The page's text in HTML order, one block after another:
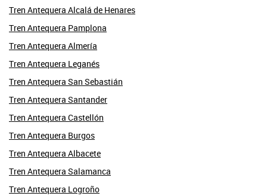
Tren Antequera Alcalá de Henares
Tren Antequera Pamplona
Tren Antequera Almería
Tren Antequera Leganés
Tren Antequera San Sebastián
Tren Antequera Santander
Tren Antequera Castellón
Tren Antequera Burgos
Tren Antequera Albacete
Tren Antequera Salamanca
Tren Antequera Logroño